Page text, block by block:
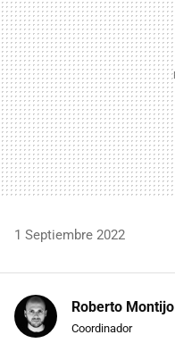
1 Septiembre 2022
Roberto Montijo
Coordinador